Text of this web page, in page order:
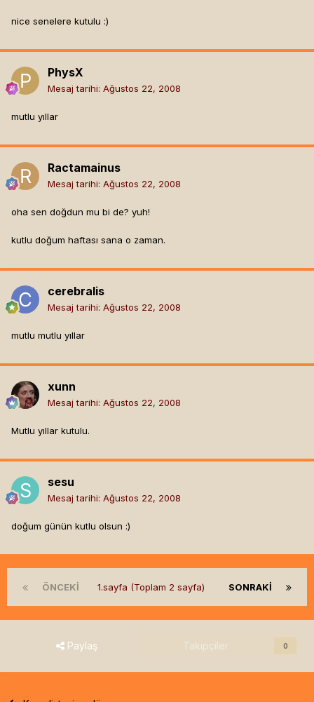
nice senelere kutulu :)
PhysX
Mesaj tarihi: Ağustos 22, 2008
mutlu yıllar
Ractamainus
Mesaj tarihi: Ağustos 22, 2008
oha sen doğdun mu bi de? yuh!
kutlu doğum haftası sana o zaman.
cerebralis
Mesaj tarihi: Ağustos 22, 2008
mutlu mutlu yıllar
xunn
Mesaj tarihi: Ağustos 22, 2008
Mutlu yıllar kutulu.
sesu
Mesaj tarihi: Ağustos 22, 2008
doğum günün kutlu olsun :)
ÖNCEKI SONRAKI
1.sayfa (Toplam 2 sayfa)
Paylaş Takipçiler 0